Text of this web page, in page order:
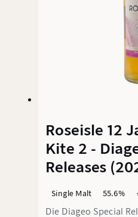
Roseisle 12
Kite 2 -
Releases
Single Malt 55.6%
Die Diageo Special